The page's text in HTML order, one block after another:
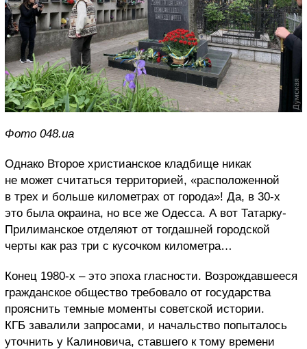
Фото 048.ua
Однако Второе христианское кладбище никак
не может считаться территорией, «расположенной
в трех и больше километрах от города»! Да, в 30-х
это была окраина, но все же Одесса. А вот Татарку-
Прилиманское отделяют от тогдашней городской
черты как раз три с кусочком километра…
Конец 1980-х – это эпоха гласности. Возрождавшееся
гражданское общество требовало от государства
прояснить темные моменты советской истории.
КГБ завалили запросами, и начальство попыталось
уточнить у Калиновича, ставшего к тому времени